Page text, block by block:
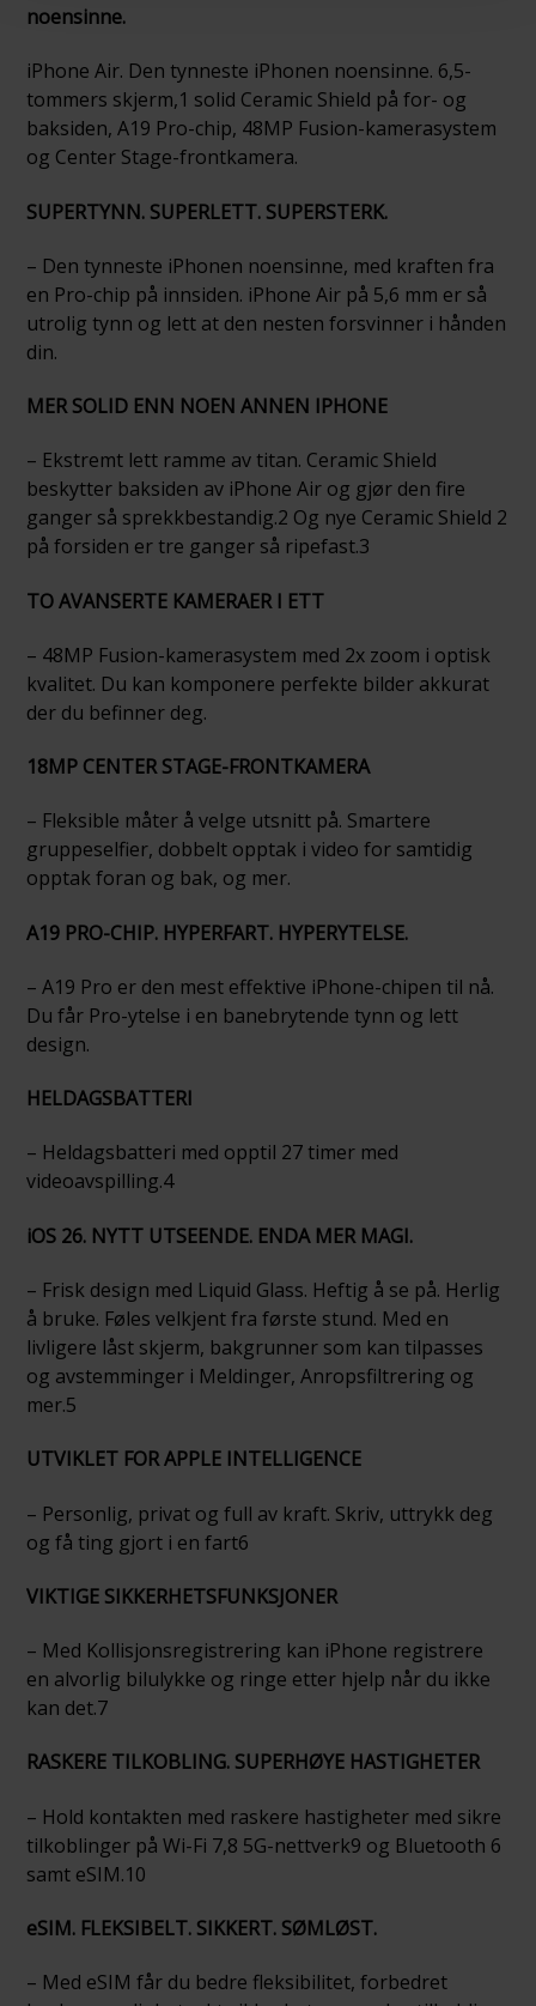
noensinne.
iPhone Air. Den tynneste iPhonen noensinne. 6,5-
tommers skjerm,1 solid Ceramic Shield på for- og
baksiden, A19 Pro-chip, 48MP Fusion-kamerasystem
og Center Stage-frontkamera.
SUPERTYNN. SUPERLETT. SUPERSTERK.
– Den tynneste iPhonen noensinne, med kraften fra
en Pro-chip på innsiden. iPhone Air på 5,6 mm er så
utrolig tynn og lett at den nesten forsvinner i hånden
din.
MER SOLID ENN NOEN ANNEN IPHONE
– Ekstremt lett ramme av titan. Ceramic Shield
beskytter baksiden av iPhone Air og gjør den fire
ganger så sprekkbestandig.2 Og nye Ceramic Shield 2
på forsiden er tre ganger så ripefast.3
TO AVANSERTE KAMERAER I ETT
– 48MP Fusion-kamerasystem med 2x zoom i optisk
kvalitet. Du kan komponere perfekte bilder akkurat
der du befinner deg.
18MP CENTER STAGE-FRONTKAMERA
– Fleksible måter å velge utsnitt på. Smartere
gruppeselfier, dobbelt opptak i video for samtidig
opptak foran og bak, og mer.
A19 PRO-CHIP. HYPERFART. HYPERYTELSE.
– A19 Pro er den mest effektive iPhone-chipen til nå.
Du får Pro-ytelse i en banebrytende tynn og lett
design.
HELDAGSBATTERI
– Heldagsbatteri med opptil 27 timer med
videoavspilling.4
iOS 26. NYTT UTSEENDE. ENDA MER MAGI.
– Frisk design med Liquid Glass. Heftig å se på. Herlig
å bruke. Føles velkjent fra første stund. Med en
livligere låst skjerm, bakgrunner som kan tilpasses
og avstemminger i Meldinger, Anropsfiltrering og
mer.5
UTVIKLET FOR APPLE INTELLIGENCE
– Personlig, privat og full av kraft. Skriv, uttrykk deg
og få ting gjort i en fart6
VIKTIGE SIKKERHETSFUNKSJONER
– Med Kollisjonsregistrering kan iPhone registrere
en alvorlig bilulykke og ringe etter hjelp når du ikke
kan det.7
RASKERE TILKOBLING. SUPERHØYE HASTIGHETER
– Hold kontakten med raskere hastigheter med sikre
tilkoblinger på Wi-Fi 7,8 5G-nettverk9 og Bluetooth 6
samt eSIM.10
eSIM. FLEKSIBELT. SIKKERT. SØMLØST.
– Med eSIM får du bedre fleksibilitet, forbedret